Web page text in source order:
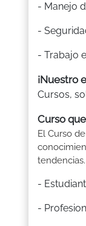
- Manejo
-
- Trabajo
¡Nuestro
Cursos,
Curso
El Curso
-
-